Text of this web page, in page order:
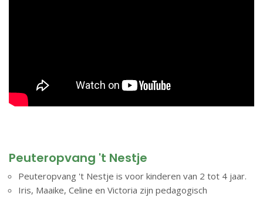
Peuteropvang 't Nestje
Peuteropvang 't Nestje is voor kinderen van 2 tot 4 jaar.
Iris, Maaike, Celine en Victoria zijn pedagogisch